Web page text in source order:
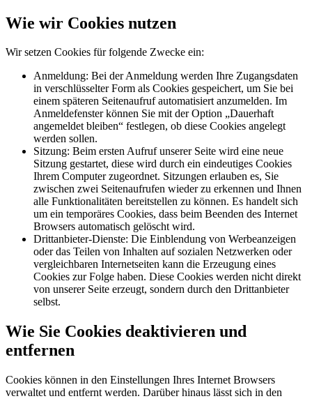
Wie wir Cookies nutzen
Wir setzen Cookies für folgende Zwecke ein:
Anmeldung: Bei der Anmeldung werden Ihre Zugangsdaten
in verschlüsselter Form als Cookies gespeichert, um Sie bei
einem späteren Seitenaufruf automatisiert anzumelden. Im
Anmeldefenster können Sie mit der Option „Dauerhaft
angemeldet bleiben“ festlegen, ob diese Cookies angelegt
werden sollen.
Sitzung: Beim ersten Aufruf unserer Seite wird eine neue
Sitzung gestartet, diese wird durch ein eindeutiges Cookies
Ihrem Computer zugeordnet. Sitzungen erlauben es, Sie
zwischen zwei Seitenaufrufen wieder zu erkennen und Ihnen
alle Funktionalitäten bereitstellen zu können. Es handelt sich
um ein temporäres Cookies, dass beim Beenden des Internet
Browsers automatisch gelöscht wird.
Drittanbieter-Dienste: Die Einblendung von Werbeanzeigen
oder das Teilen von Inhalten auf sozialen Netzwerken oder
vergleichbaren Internetseiten kann die Erzeugung eines
Cookies zur Folge haben. Diese Cookies werden nicht direkt
von unserer Seite erzeugt, sondern durch den Drittanbieter
selbst.
Wie Sie Cookies deaktivieren und
entfernen
Cookies können in den Einstellungen Ihres Internet Browsers
verwaltet und entfernt werden. Darüber hinaus lässt sich in den